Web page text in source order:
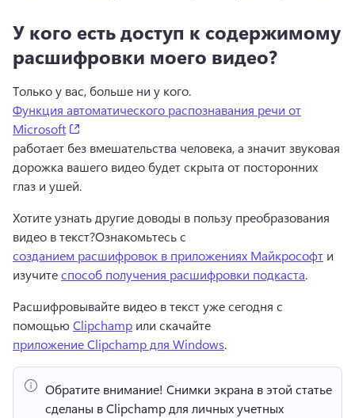
У кого есть доступ к содержимому
расшифровки моего видео?
Только у вас, больше ни у кого.
Функция автоматического распознавания речи от
Microsoft
работает без вмешательства человека, а значит звуковая
дорожка вашего видео будет скрыта от посторонних
глаз и ушей.
Хотите узнать другие доводы в пользу преобразования
видео в текст?Ознакомьтесь с
созданием расшифровок в приложениях Майкрософт и
изучите способ получения расшифровки подкаста.
Расшифровывайте видео в текст уже сегодня с
помощью Clipchamp или скачайте
приложение Clipchamp для Windows.
Обратите внимание! Снимки экрана в этой статье
сделаны в Clipchamp для личных учетных